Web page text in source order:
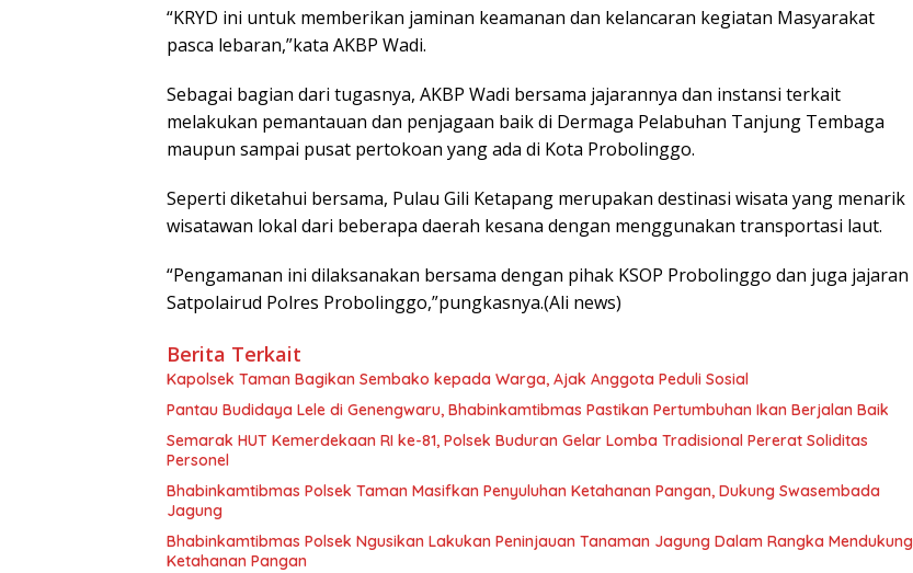
“KRYD ini untuk memberikan jaminan keamanan dan kelancaran kegiatan Masyarakat
pasca lebaran,”kata AKBP Wadi.
Sebagai bagian dari tugasnya, AKBP Wadi bersama jajarannya dan instansi terkait
melakukan pemantauan dan penjagaan baik di Dermaga Pelabuhan Tanjung Tembaga
maupun sampai pusat pertokoan yang ada di Kota Probolinggo.
Seperti diketahui bersama, Pulau Gili Ketapang merupakan destinasi wisata yang menarik
wisatawan lokal dari beberapa daerah kesana dengan menggunakan transportasi laut.
“Pengamanan ini dilaksanakan bersama dengan pihak KSOP Probolinggo dan juga jajaran
Satpolairud Polres Probolinggo,”pungkasnya.(Ali news)
Berita Terkait
Kapolsek Taman Bagikan Sembako kepada Warga, Ajak Anggota Peduli Sosial
Pantau Budidaya Lele di Genengwaru, Bhabinkamtibmas Pastikan Pertumbuhan Ikan Berjalan Baik
Semarak HUT Kemerdekaan RI ke-81, Polsek Buduran Gelar Lomba Tradisional Pererat Soliditas
Personel
Bhabinkamtibmas Polsek Taman Masifkan Penyuluhan Ketahanan Pangan, Dukung Swasembada
Jagung
Bhabinkamtibmas Polsek Ngusikan Lakukan Peninjauan Tanaman Jagung Dalam Rangka Mendukung
Ketahanan Pangan